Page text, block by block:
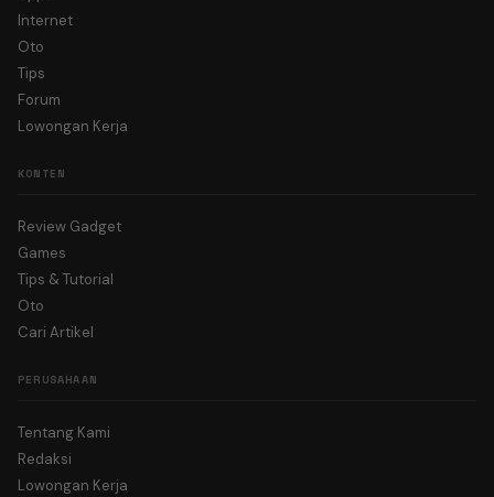
Internet
Oto
Tips
Forum
Lowongan Kerja
KONTEN
Review Gadget
Games
Tips & Tutorial
Oto
Cari Artikel
PERUSAHAAN
Tentang Kami
Redaksi
Lowongan Kerja